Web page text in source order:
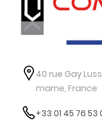
40 rue Gay
marne, France
+33 01 45 76 53